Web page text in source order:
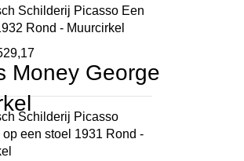
Money George
Schilderij Picasso Een
Rond - Muurcirkel
Schilderij Picasso
een stoel 1931 Rond -